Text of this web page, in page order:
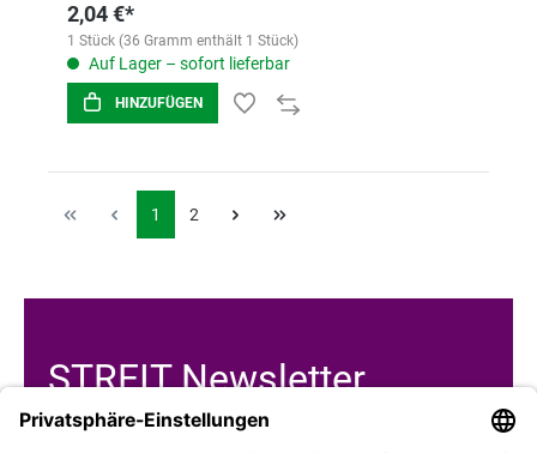
2,04 €*
1 Stück (36 Gramm enthält 1 Stück)
Auf Lager – sofort lieferbar
HINZUFÜGEN
1 2
STREIT Newsletter
Neue Produkte, Blogbeiträge, Eventeinladungen und